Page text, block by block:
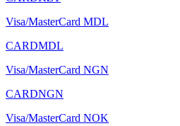
Visa/MasterCard MDL
CARDMDL
Visa/MasterCard NGN
CARDNGN
Visa/MasterCard NOK